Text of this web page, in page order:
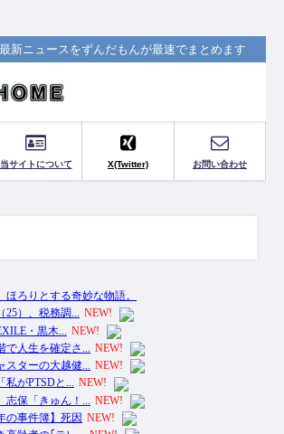
新ニュースをずんだもんが最速でまとめます
当サイトについて X(Twitter) お問い合わせ